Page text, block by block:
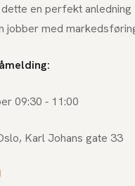
en perfekt
jobber med
09:30 - 11:00
Karl Johans gate 33